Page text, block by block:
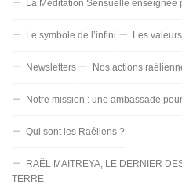
La Méditation Sensuelle enseignée
Le symbole de l’infini Les
Newsletters Nos actions
Notre mission : une ambassade
Qui sont les Raéliens ?
RAËL MAITREYA, LE DERNIER
TERRE